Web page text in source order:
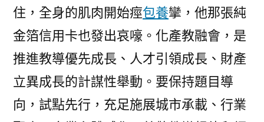
住，全身的肌肉開始痙包養攣，他那張純
金箔信用卡也發出哀嚎。化產教融會，是
推進教導優先成長、人才引領成長、財產
立異成長的計謀性舉動。要保持題目導
向，試點先行，充足施展城市承載、行業